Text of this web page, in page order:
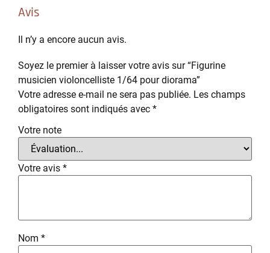
Avis
Il n’y a encore aucun avis.
Soyez le premier à laisser votre avis sur “Figurine
musicien violoncelliste 1/64 pour diorama”
Votre adresse e-mail ne sera pas publiée. Les champs
obligatoires sont indiqués avec *
Votre note
Votre avis *
Nom *